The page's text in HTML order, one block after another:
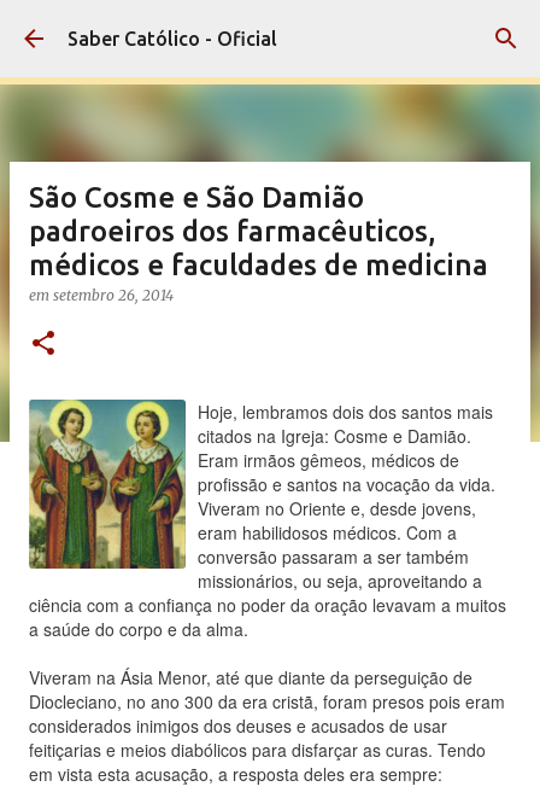
Pular para o conteúdo principal
Saber Católico - Oficial
São Cosme e São Damião
padroeiros dos farmacêuticos,
médicos e faculdades de medicina
em setembro 26, 2014
Hoje, lembramos dois dos santos mais
citados na Igreja: Cosme e Damião.
Eram irmãos gêmeos, médicos de
profissão e santos na vocação da vida.
Viveram no Oriente e, desde jovens,
eram habilidosos médicos. Com a
conversão passaram a ser também
missionários, ou seja, aproveitando a
ciência com a confiança no poder da oração levavam a muitos
a saúde do corpo e da alma.
Viveram na Ásia Menor, até que diante da perseguição de
Diocleciano, no ano 300 da era cristã, foram presos pois eram
considerados inimigos dos deuses e acusados de usar
feitiçarias e meios diabólicos para disfarçar as curas. Tendo
em vista esta acusação, a resposta deles era sempre: